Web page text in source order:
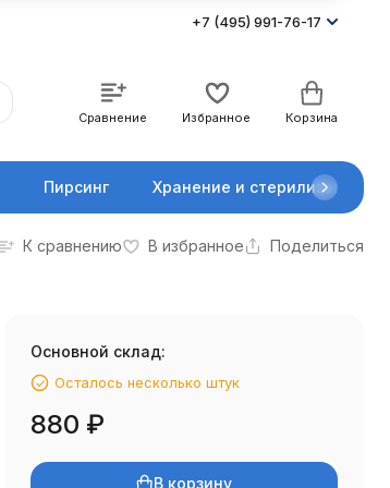
+7 (495) 991-76-17
Сравнение Избранное Корзина
Пирсинг Хранение и стерилизация
К сравнению В избранное Поделиться
Основной склад:
Осталось несколько штук
880 ₽
В корзину